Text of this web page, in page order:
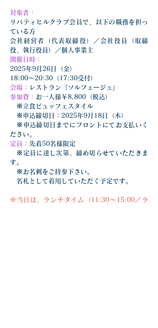
対象者：
リバティヒルクラブ会員で、以下の職務を担っ
ている方
会社経営者（代表取締役）／会社役員（取締
役、執行役員）／個人事業主
開催日時：
2025年9月26日（金）
18:00〜20:30（17:30受付）
会場： レストラン『ソルフェージュ』
参加費： お一人様￥8,800（税込）
※立食ビュッフェスタイル
※申込締切日：2025年9月18日（木）
※申込締切日までにフロントにてお支払いく
ださい。
定員： 先着50名様限定
※定員に達し次第、締め切らせていただきま
す。
※お名刺をご持参下さい。
名札として着用していただく予定です。
※当日は、ランチタイム（11:30〜15:00／ラ